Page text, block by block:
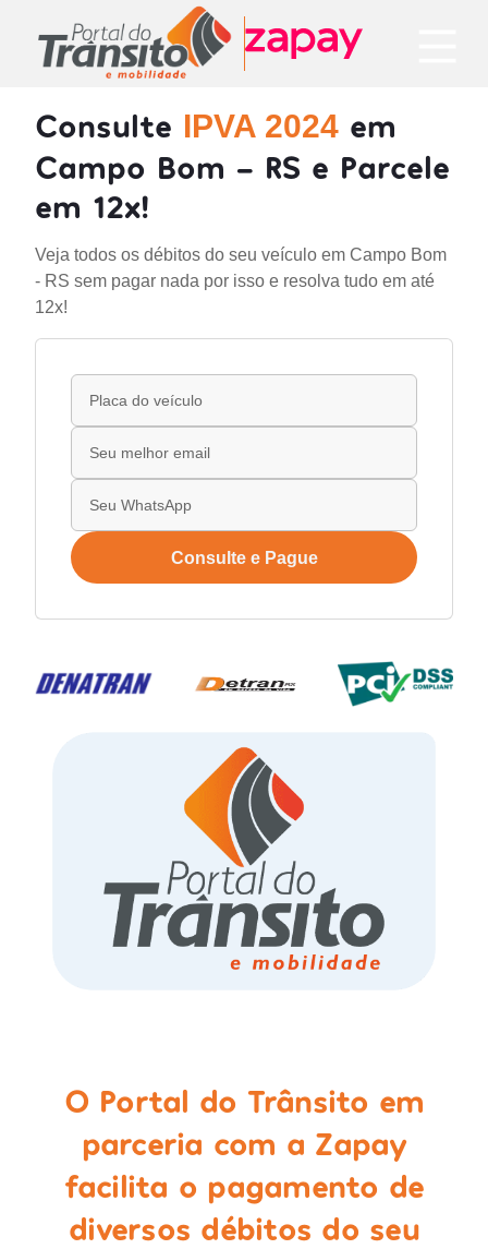
Consulte IPVA 2024 em
Campo Bom - RS e Parcele
em 12x!
Veja todos os débitos do seu veículo em Campo Bom
- RS sem pagar nada por isso e resolva tudo em até
12x!
Consulte e Pague
O Portal do Trânsito em
parceria com a Zapay
facilita o pagamento de
diversos débitos do seu